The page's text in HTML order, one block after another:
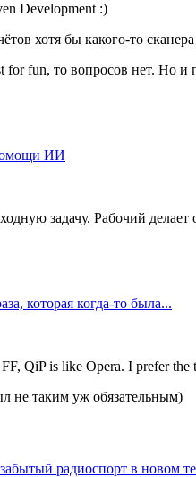
Development :)
хотя бы какого-то
for fun, то вопросов нет. Но и
ИИ
задачу. Рабочий делает
которая когда-то была...
QiP is like Opera. I prefer the
не таким уж обязательным)
радиоспорт в новом